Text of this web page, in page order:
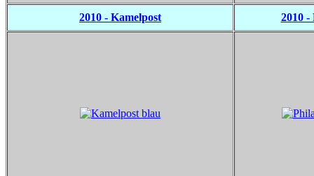
2010 - Kamelpost 2010 -